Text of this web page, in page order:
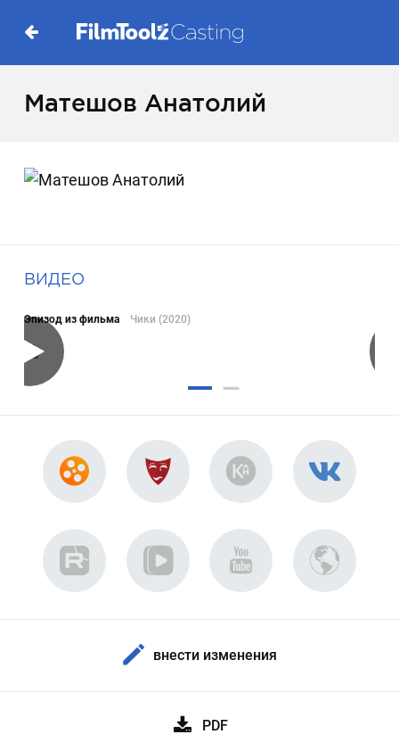
Матешов Анатолий
ВИДЕО
Эпизод из фильма Чики (2020)
внести изменения
PDF